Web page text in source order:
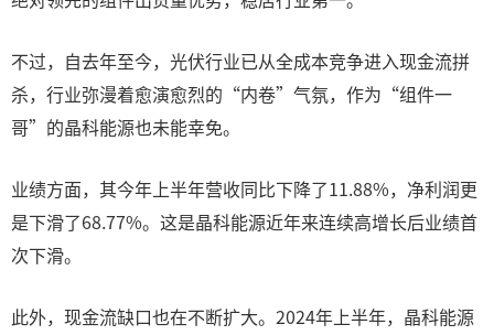
不过，自去年至今，光伏行业已从全成本竞争进入现金流拼
杀，行业弥漫着愈演愈烈的“内卷”气氛，作为“组件一
哥”的晶科能源也未能幸免。
业绩方面，其今年上半年营收同比下降了11.88%，净利润更
是下滑了68.77%。这是晶科能源近年来连续高增长后业绩首
次下滑。
此外，现金流缺口也在不断扩大。2024年上半年，晶科能源